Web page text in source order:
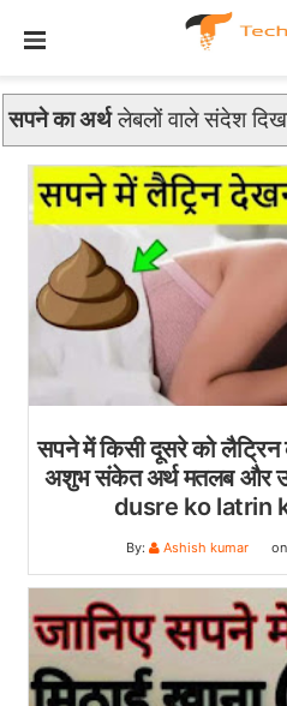
सपने का अर्थलेबलों वाले संदेश
सपने में किसी दूसरे को
अशुभ संकेत अर्थ मतलब और
dusre ko latrin
By: Ashish kumar